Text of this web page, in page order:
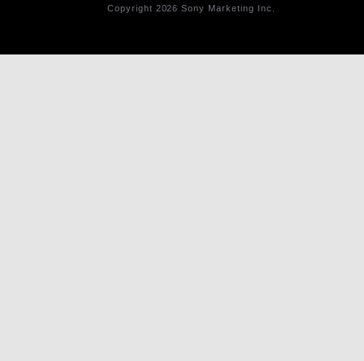
Copyright 2026 Sony Marketing Inc.